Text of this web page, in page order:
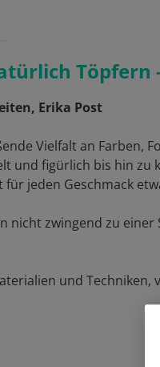
Töpfern
Erika Post
Vielfalt an Farben,
und figürlich bis hin
jeden Geschmack
nicht zwingend zu
und